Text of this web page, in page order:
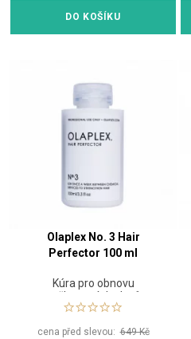
DO KOŠÍKU
Olaplex No. 3 Hair
Perfector 100 ml
Kúra pro obnovu
poškozených vlasů
cena před slevou:649 Kč